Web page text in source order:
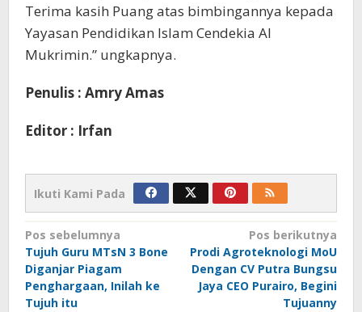
Terima kasih Puang atas bimbingannya kepada
Yayasan Pendidikan Islam Cendekia Al
Mukrimin.” ungkapnya.
Penulis : Amry Amas
Editor : Irfan
Ikuti Kami Pada
Navigasi
pos
Pos sebelumnya
Tujuh Guru MTsN 3 Bone
Diganjar Piagam
Penghargaan, Inilah ke
Tujuh itu
Pos berikutnya
Prodi Agroteknologi MoU
Dengan CV Putra Bungsu
Jaya CEO Purairo, Begini
Tujuanny